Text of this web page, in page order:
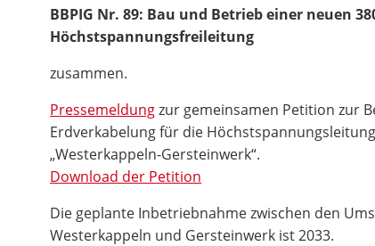
BBPIG Nr. 89: Bau und Betrieb einer neuen
Höchstspannungsfreileitung
zusammen.
Pressemeldungzur gemeinsamen Petition zur
Erdverkabelung für die
„Westerkappeln-Gersteinwerk“.
Download der Petition
Die geplante Inbetriebnahme zwischen den
Westerkappeln und Gersteinwerk ist 2033.